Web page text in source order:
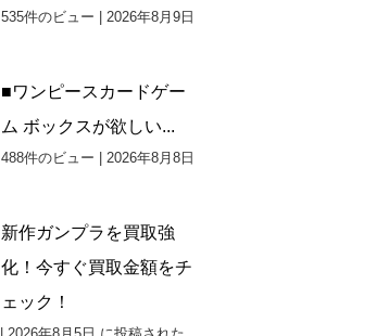
535件のビュー
2026年8月9日
■ワンピースカードゲー
ム ボックスが欲しい...
488件のビュー
2026年8月8日
新作ガンプラを買取強
化！今すぐ買取金額をチ
ェック！